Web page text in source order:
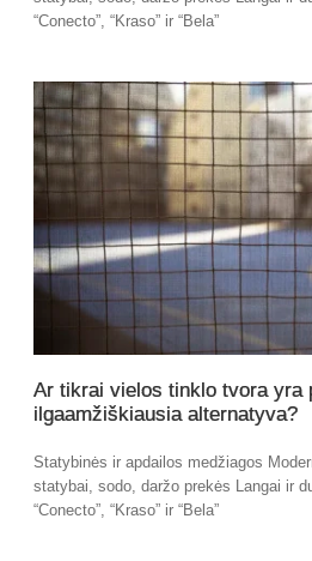
“Conecto”, “Kraso” ir “Bela”
Ar tikrai vielos tinklo tvora yra
ilgaamžiškiausia alternatyva?
Statybinės ir apdailos medžiagos
statybai, sodo, daržo prekės Langai ir
“Conecto”, “Kraso” ir “Bela”